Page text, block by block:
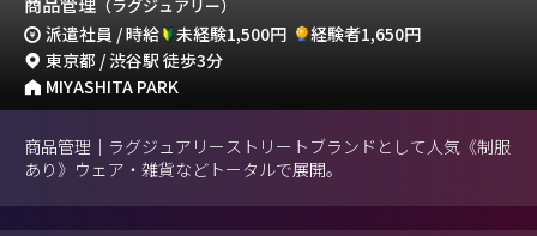
（ラグジュアリー）
派遣社員 / 時給 未経験1,500円
経験者1,650円
東京都 / 渋谷駅 徒歩3分
MIYASHITA PARK
商品管理｜ラグジュアリーストリートブランドとして人気《制服
あり》ウェア・雑貨などトータルで展開。